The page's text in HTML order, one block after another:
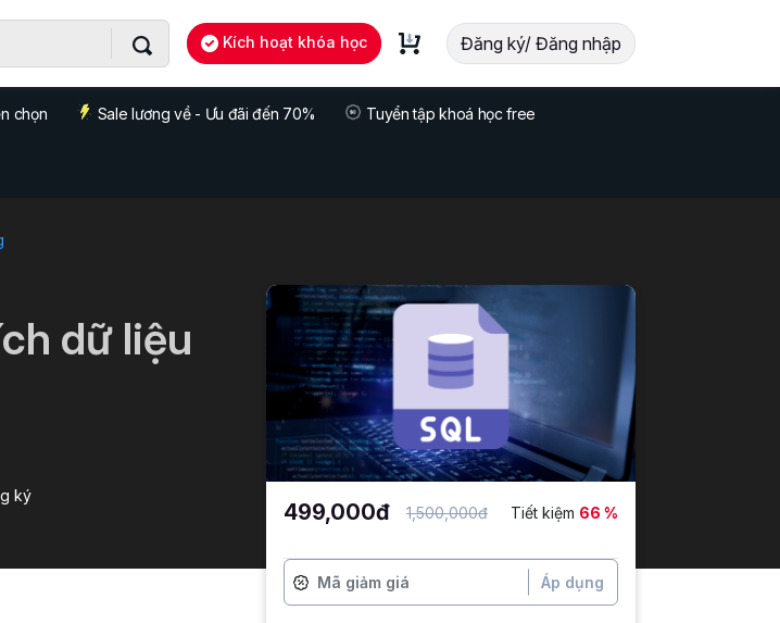
Kích hoạt khóa học Đăng ký/ Đăng nhập
chọn Sale lương về - Ưu đãi đến 70% Tuyển tập khoá học free
dữ liệu
ký
499,000đ 1,500,000đ Tiết kiệm 66 %
Áp dụng